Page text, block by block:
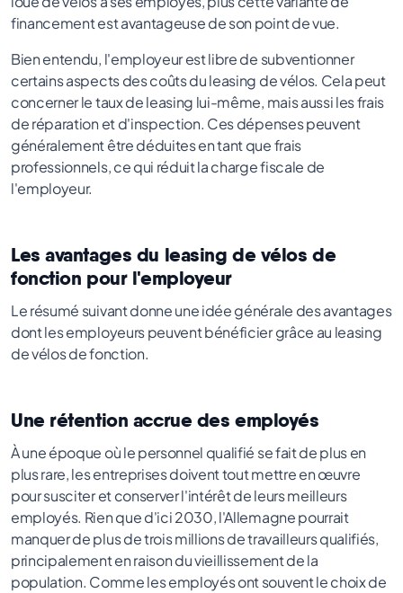
financement est avantageuse de son point de vue.
Bien entendu, l'employeur est libre de subventionner
certains aspects des coûts du leasing de vélos. Cela peut
concerner le taux de leasing lui-même, mais aussi les frais
de réparation et d'inspection. Ces dépenses peuvent
généralement être déduites en tant que frais
professionnels, ce qui réduit la charge fiscale de
l'employeur.
Les avantages du leasing de vélos de
fonction pour l'employeur
Le résumé suivant donne une idée générale des avantages
dont les employeurs peuvent bénéficier grâce au leasing
de vélos de fonction.
Une rétention accrue des employés
À une époque où le personnel qualifié se fait de plus en
plus rare, les entreprises doivent tout mettre en œuvre
pour susciter et conserver l'intérêt de leurs meilleurs
employés. Rien que d'ici 2030, l'Allemagne pourrait
manquer de plus de trois millions de travailleurs qualifiés,
principalement en raison du vieillissement de la
population. Comme les employés ont souvent le choix de